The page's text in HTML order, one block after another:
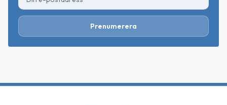
Prenumerera